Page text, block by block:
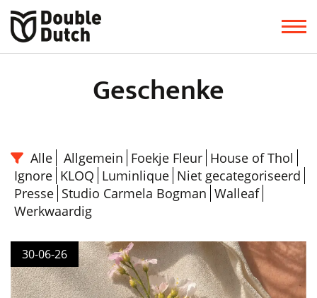
Geschenke
Alle Allgemein Foekje Fleur House of Thol
Ignore KLOQ Luminlique Niet gecategoriseerd
Presse Studio Carmela Bogman Walleaf
Werkwaardig
30-06-26